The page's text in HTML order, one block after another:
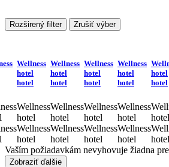
Rozširený filter Zrušiť výber
Wellness
hotel
hotel
Wellness
hotel
Wellness
hotel
Wellness
hotel
hotel
Wellness
hotel
Wellness
hotel
Wellness
hotel
hotel
Wellness
hotel
Wellness
hotel
Wellness
hotel
hotel
Wellness
hotel
Wellness
hotel
hotel
hotel
hotel
hotel
Vaším požiadavkám nevyhovuje žiadna
Zobraziť ďalšie